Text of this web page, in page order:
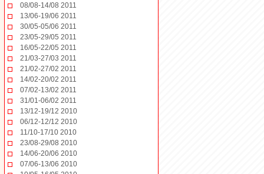
08/08-14/08 2011
13/06-19/06 2011
30/05-05/06 2011
23/05-29/05 2011
16/05-22/05 2011
21/03-27/03 2011
21/02-27/02 2011
14/02-20/02 2011
07/02-13/02 2011
31/01-06/02 2011
13/12-19/12 2010
06/12-12/12 2010
11/10-17/10 2010
23/08-29/08 2010
14/06-20/06 2010
07/06-13/06 2010